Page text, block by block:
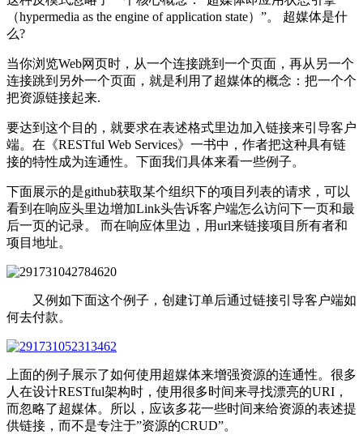
（hypermedia as the engine of application state）”。 超媒体是什
么?
当你浏览Web网页时，从一个连接跳到一个页面，再从另一个
连接跳到另外一个页面，就是利用了超媒体的概念：把一个个
把资源链接起来.
要达到这个目的，就要求在表述格式里边加入链接来引导客户
端。在《RESTful Web Services》一书中，作者把这种具有链
接的特性成为连通性。下面我们具体来看一些例子。
下面展示的是github获取某个组织下的项目列表的请求，可以
看到在响应头里边增加Link头告诉客户端怎么访问下一页和最
后一页的记录。 而在响应体里边，用url来链接项目所有者和
项目地址。
又例如下面这个例子，创建订单后通过链接引导客户端如
何去付款。
上面的例子展示了如何使用超媒体来增强资源的连通性。很多
人在设计RESTful架构时，使用很多时间来寻找漂亮的URI，
而忽略了超媒体。所以，应该多花一些时间来给资源的表述提
供链接，而不是专注于”资源的CRUD”。